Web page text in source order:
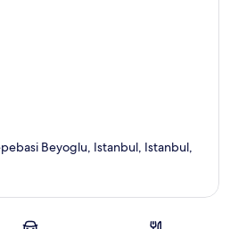
Beyoglu, Istanbul, Istanbul,